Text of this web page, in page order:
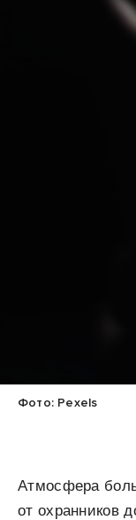
Фото: Pexels
Атмосфера
от охранников